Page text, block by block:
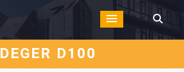
DEGER D100